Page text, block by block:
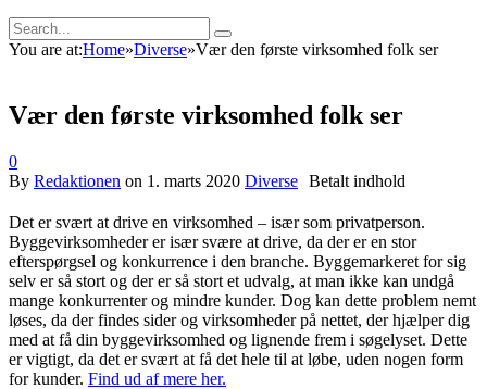
You are at:Home»Diverse»Vær den første virksomhed folk ser
Vær den første virksomhed folk ser
0
By Redaktionen on 1. marts 2020 Diverse
Det er svært at drive en virksomhed – især som privatperson.
Byggevirksomheder er især svære at drive, da der er en stor
efterspørgsel og konkurrence i den branche. Byggemarkeret for sig
selv er så stort og der er så stort et udvalg, at man ikke kan undgå
mange konkurrenter og mindre kunder. Dog kan dette problem nemt
løses, da der findes sider og virksomheder på nettet, der hjælper dig
med at få din byggevirksomhed og lignende frem i søgelyset. Dette
er vigtigt, da det er svært at få det hele til at løbe, uden nogen form
for kunder. Find ud af mere her.